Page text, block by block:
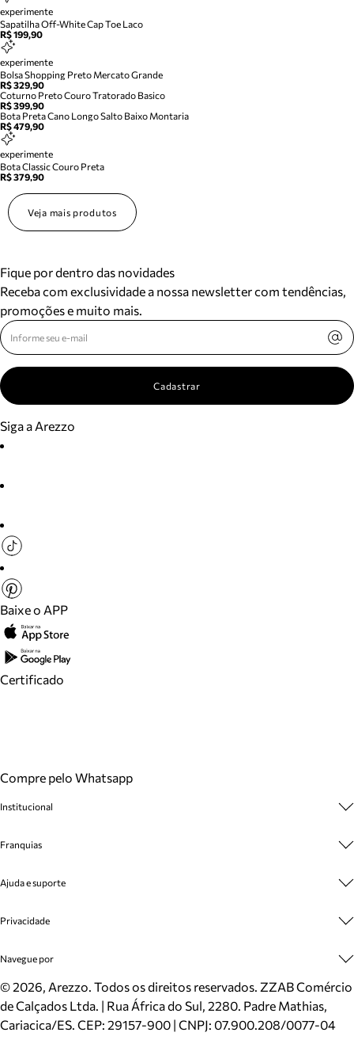
experimente
Sapatilha Off-White Cap Toe Laco
R$ 199,90
experimente
Bolsa Shopping Preto Mercato Grande
R$ 329,90
Coturno Preto Couro Tratorado Basico
R$ 399,90
Bota Preta Cano Longo Salto Baixo Montaria
R$ 479,90
experimente
Bota Classic Couro Preta
R$ 379,90
Veja mais produtos
Fique por dentro das novidades
Receba com exclusividade a nossa newsletter com tendências,
promoções e muito mais.
Cadastrar
Siga a Arezzo
Baixe o APP
Certificado
Compre pelo Whatsapp
Institucional
Cashback
Venda Corporativa
Mapa do Site
Inverno
Mundo Arezzo
Franquias
Plano de Negócio
Ajuda e suporte
Cadastro
Meus Pedidos
Trocas e Devoluções
Cartão Presente
Localizador de lojas
Privacidade
Politica e Privacidade
Navegue por
Sapatos
Bolsas
Scarpins
©2026, Arezzo. Todos os direitos reservados. ZZAB Comércio
de Calçados Ltda. | Rua África do Sul, 2280. Padre Mathias,
Cariacica/ES. CEP: 29157-900 | CNPJ: 07.900.208/0077-04